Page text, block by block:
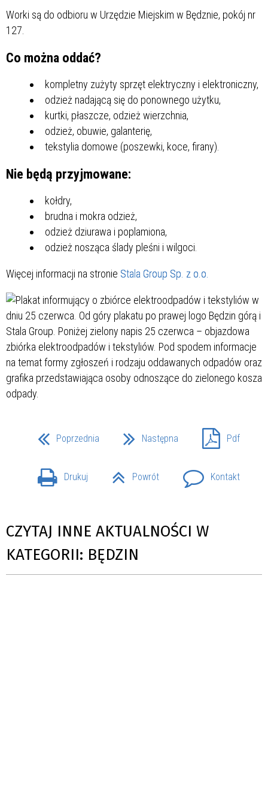
Worki są do odbioru w Urzędzie Miejskim w Będznie, pokój nr
127.
Co można oddać?
kompletny zużyty sprzęt elektryczny i elektroniczny,
odzież nadającą się do ponownego użytku,
kurtki, płaszcze, odzież wierzchnia,
odzież, obuwie, galanterię,
tekstylia domowe (poszewki, koce, firany).
Nie będą przyjmowane:
kołdry,
brudna i mokra odzież,
odzież dziurawa i poplamiona,
odzież nosząca ślady pleśni i wilgoci.
Więcej informacji na stronie Stala Group Sp. z o.o.
Poprzednia Następna Pdf
Drukuj Powrót Kontakt
CZYTAJ INNE AKTUALNOŚCI W
KATEGORII: BĘDZIN